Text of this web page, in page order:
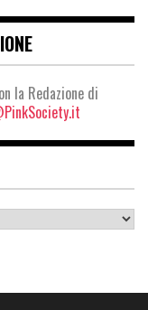
la Redazione di